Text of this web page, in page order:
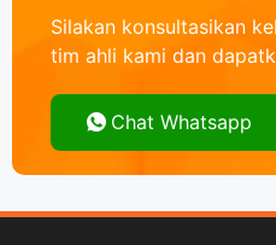
Silakan konsultasikan
tim ahli kami dan
Chat Whatsapp